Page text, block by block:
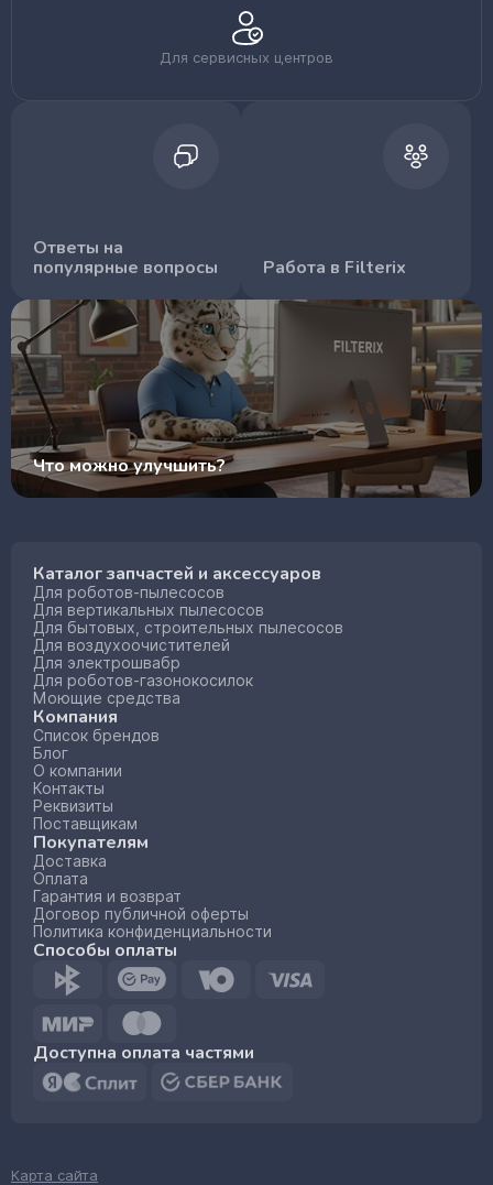
Для сервисных центров
Ответы на
популярные вопросы
Работа в Filterix
Что можно улучшить?
Каталог запчастей и аксессуаров
Для роботов-пылесосов
Для вертикальных пылесосов
Для бытовых, строительных пылесосов
Для воздухоочистителей
Для электрошвабр
Для роботов-газонокосилок
Моющие средства
Компания
Список брендов
Блог
О компании
Контакты
Реквизиты
Поставщикам
Покупателям
Доставка
Оплата
Гарантия и возврат
Договор публичной оферты
Политика конфиденциальности
Способы оплаты
Доступна оплата частями
Карта сайта